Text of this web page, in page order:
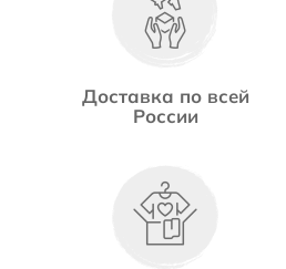
Доставка по всей
России